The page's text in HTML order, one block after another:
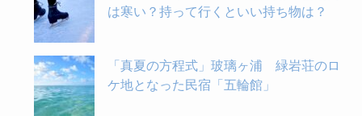
は寒い？持って行くといい持ち物は？
「真夏の方程式」玻璃ヶ浦 緑岩荘のロ
ケ地となった民宿「五輪館」